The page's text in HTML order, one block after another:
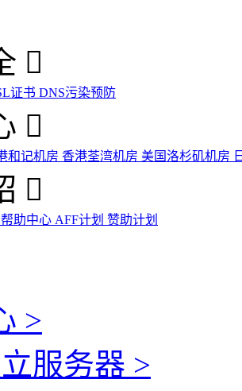
证书 DNS污染预防
和记机房 香港荃湾机房 美国洛杉矶机房
帮助中心 AFF计划 赞助计划
>
服务器 >